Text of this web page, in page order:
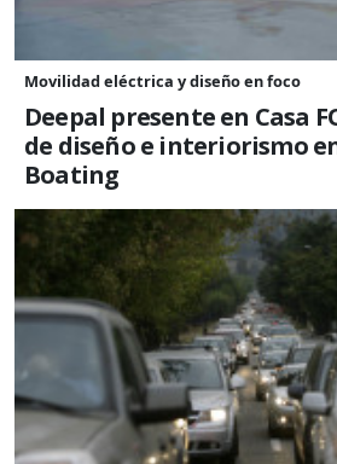
Movilidad eléctrica y diseño en foco
Deepal presente en Casa
de diseño e interiorismo
Boating